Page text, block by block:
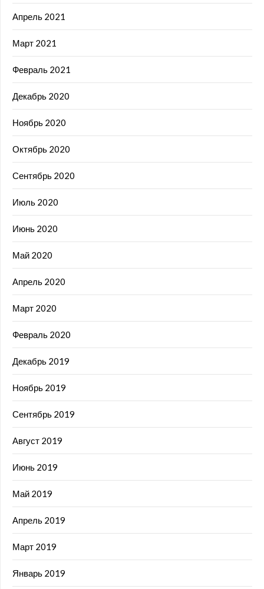
Апрель 2021
Март 2021
Февраль 2021
Декабрь 2020
Ноябрь 2020
Октябрь 2020
Сентябрь 2020
Июль 2020
Июнь 2020
Май 2020
Апрель 2020
Март 2020
Февраль 2020
Декабрь 2019
Ноябрь 2019
Сентябрь 2019
Август 2019
Июнь 2019
Май 2019
Апрель 2019
Март 2019
Январь 2019